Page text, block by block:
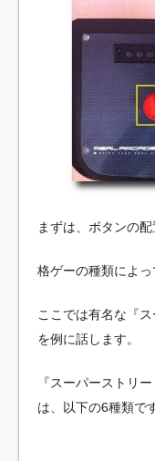
まずは、ボタンの
格ゲーの種類によっ
ここでは有名な『
を例に話します。
『スーパーストリ
は、以下の6種類で